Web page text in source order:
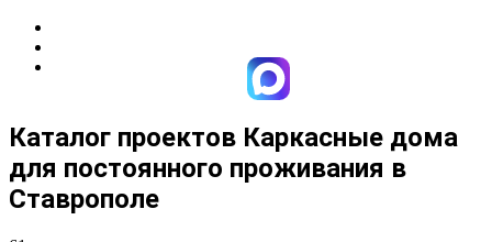
Каталог проектов Каркасные дома
для постоянного проживания в
Ставрополе